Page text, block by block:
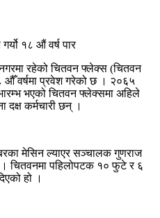
रहेको चितवन फ्लेक्स (चितवन
औँ वर्षमा प्रवेश गरेको छ । २०६५
भएको चितवन फ्लेक्समा अहिले
कर्मचारी छन् ।
मेसिन ल्याएर सञ्चालक गुणराज
। चितवनमा पहिलोपटक १० फुटे र ६
हो ।